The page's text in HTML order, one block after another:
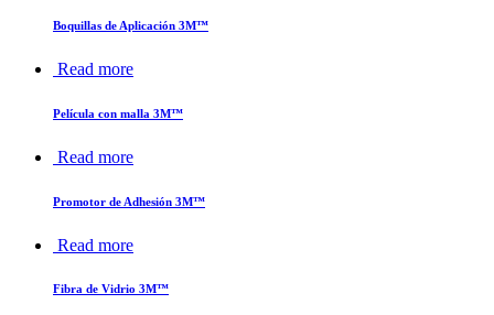
Boquillas de Aplicación 3M™
Read more
Película con malla 3M™
Read more
Promotor de Adhesión 3M™
Read more
Fibra de Vidrio 3M™